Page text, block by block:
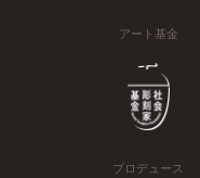
アート基金
プロデュース